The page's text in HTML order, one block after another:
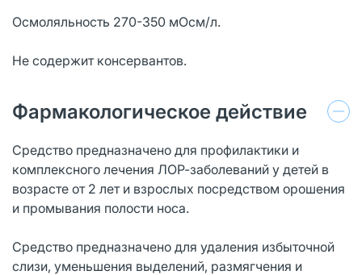
Осмоляльность 270-350 мОсм/л.
Не содержит консервантов.
Фармакологическое действие
Средство предназначено для профилактики и
комплексного лечения ЛОР-заболеваний у детей в
возрасте от 2 лет и взрослых посредством орошения
и промывания полости носа.
Средство предназначено для удаления избыточной
слизи, уменьшения выделений, размягчения и